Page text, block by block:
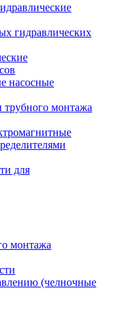
гидравлических
насосные
трубного монтажа
для
монтажа
(челночные